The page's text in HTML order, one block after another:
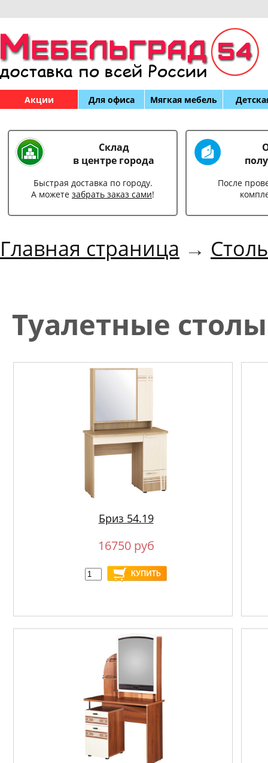
Акции Для офиса Мягкая мебель
Склад
в центре города
Быстрая доставка по городу.
А можете забрать заказ сами!
После
Главная страница →
Туалетные столы
Бриз 54.19
16750 руб